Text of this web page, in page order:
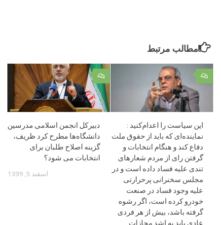
مطالب مرتبط
۰
دبیرکل انجمن اسلامی مدرسین
دانشگاه‌ها مطرح کرد ظریف،
گزینه اصلاح طلبان برای
انتخابات می شود؟
اسفند 5, 1399
۰
این سیاست را اعدام‌کنید :
نماینده‌ای که باید از حقوق ملت
دفاع کند و هنگام انتخابات و
گرفتن رای از مردم شعارهای
تندی علیه فساد داده است و در
مجلس سخنرانی پرحرارتی
علیه وجود فساد در صنعت
خودرو کرده است، اگر رشوه
گرفته باشد، بیش از هر فردی
عادی باید به اشد مجازات